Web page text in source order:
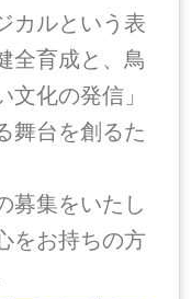
カルという表
全育成と、鳥
化の発信」
舞台を創るた
募集をいたし
をお持ちの方